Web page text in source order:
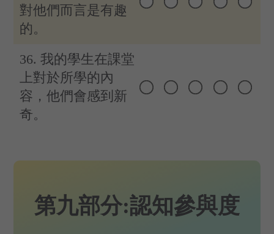
對他們而言是有趣
的。
36. 我的學生在課堂
上對於所學的內
容，他們會感到新
奇。
第九部分:認知參與度